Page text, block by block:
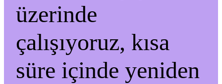
üzerinde
çalışıyoruz, kısa
süre içinde yeniden